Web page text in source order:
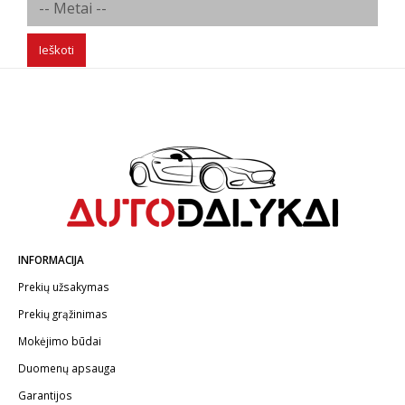
Ieškoti
INFORMACIJA
Prekių užsakymas
Prekių grąžinimas
Mokėjimo būdai
Duomenų apsauga
Garantijos